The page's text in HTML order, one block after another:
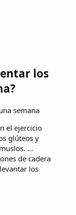
los
semana
el ejercicio
glúteos y
...
de cadera
los